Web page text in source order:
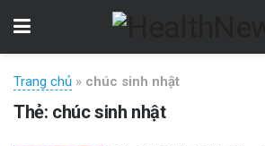
Trang chủ » chúc sinh nhật
Thẻ: chúc sinh nhật